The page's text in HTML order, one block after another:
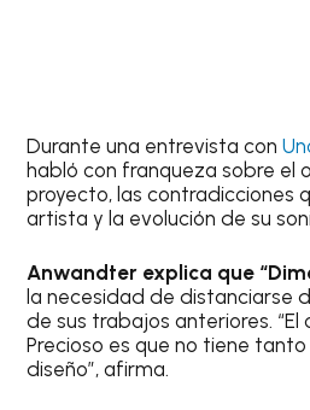
Durante una entrevista con
habló con franqueza sobre el
proyecto, las contradicciones
artista y la evolución de su
Anwandter explica que
la necesidad de distanciarse
de sus trabajos anteriores.
Precioso es que no tiene
diseño”, afirma.